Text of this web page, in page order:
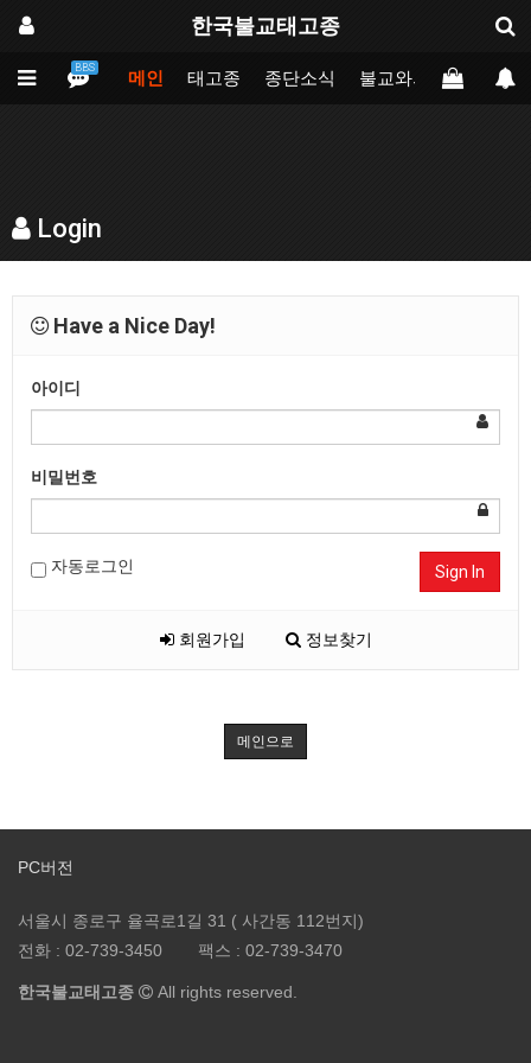
한국불교태고종
BBS
메인 태고종 종단소식 불교와의만남 업
Login
Have a Nice Day!
아이디
비밀번호
자동로그인 Sign In
회원가입 정보찾기
메인으로
PC버전
서울시 종로구 율곡로1길 31 ( 사간동 112번지)
전화 : 02-739-3450 팩스 : 02-739-3470
한국불교태고종 All rights reserved.